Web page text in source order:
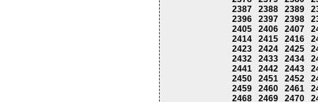
2387
2388 2389
2396
2397 2398
2405
2406 2407
2414
2415 2416
2423
2424 2425
2432
2433 2434
2441
2442 2443
2450
2451 2452
2459
2460 2461
2468
2469 2470